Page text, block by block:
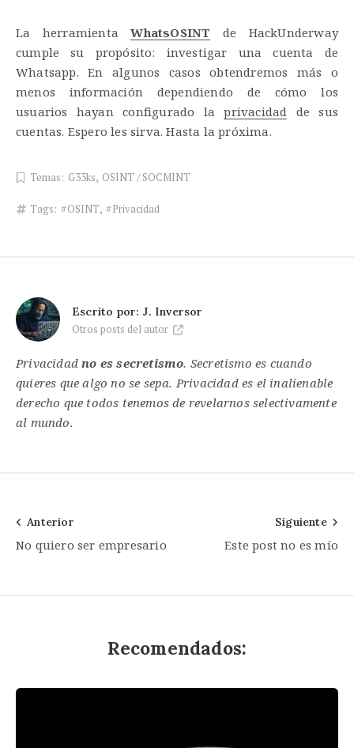
La herramientaWhatsOSINT de HackUnderway
cumple su propósito: investigar una cuenta de
Whatsapp. En algunos casos obtendremos más o
menos información dependiendo de cómo los
usuarios hayan configurado laprivacidad de sus
cuentas. Espero les sirva. Hasta la próxima.
Temas: G33ks, OSINT / SOCMINT
Tags: OSINT, Privacidad
Escrito por: J. Inversor
Otros posts del autor
Privacidadno es secretismo. Secretismo es cuando
quieres que algo no se sepa. Privacidad es el inalienable
derecho que todos tenemos de revelarnos selectivamente
al mundo.
Navegación
de
Anterior
No quiero ser empresario
Siguiente
Este post no es mío
Recomendados: